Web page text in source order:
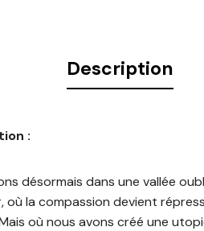
Description
:
désormais dans une vallée
où la compassion devient
où nous avons créé une